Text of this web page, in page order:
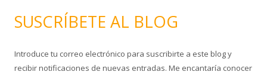
c
r
:
SUSCRÍBETE AL BLOG
Introduce tu correo electrónico para suscribirte a este blog y
recibir notificaciones de nuevas entradas. Me encantaría conocer